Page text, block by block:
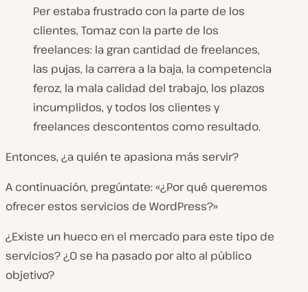
Per estaba frustrado con la parte de los
clientes, Tomaz con la parte de los
freelances: la gran cantidad de freelances,
las pujas, la carrera a la baja, la competencia
feroz, la mala calidad del trabajo, los plazos
incumplidos, y todos los clientes y
freelances descontentos como resultado.
Entonces, ¿a quién te apasiona más servir?
A continuación, pregúntate: «¿Por qué queremos
ofrecer estos servicios de WordPress?»
¿Existe un hueco en el mercado para este tipo de
servicios? ¿O se ha pasado por alto al público
objetivo?